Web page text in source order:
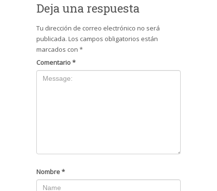
Deja una respuesta
Tu dirección de correo electrónico no será
publicada. Los campos obligatorios están
marcados con *
Comentario*
Nombre*